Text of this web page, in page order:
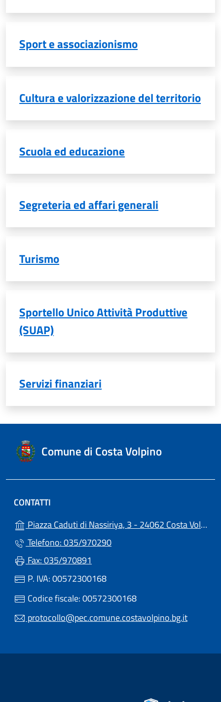
Sport e associazionismo
Cultura e valorizzazione del territorio
Scuola ed educazione
Segreteria ed affari generali
Turismo
Sportello Unico Attività Produttive
(SUAP)
Servizi finanziari
Comune di Costa Volpino
CONTATTI
Piazza Caduti di Nassiriya, 3 - 24062 Costa Volpino (BG)
Telefono: 035/970290
Fax: 035/970891
P. IVA: 00572300168
Codice fiscale: 00572300168
protocollo@pec.comune.costavolpino.bg.it